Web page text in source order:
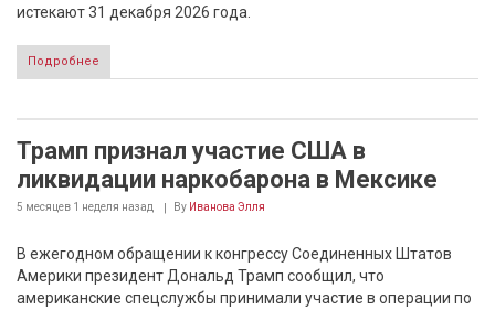
истекают 31 декабря 2026 года.
Подробнее
Трамп признал участие США в
ликвидации наркобарона в Мексике
5 месяцев 1 неделя назад By Иванова Элля
В ежегодном обращении к конгрессу Соединенных Штатов
Америки президент Дональд Трамп сообщил, что
американские спецслужбы принимали участие в операции по